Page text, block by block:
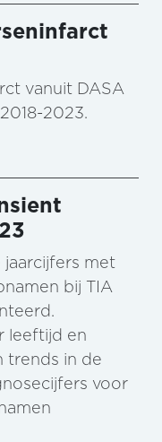
vanuit DASA
2023.
met
bij TIA
leeftijd en
trends in de
voor